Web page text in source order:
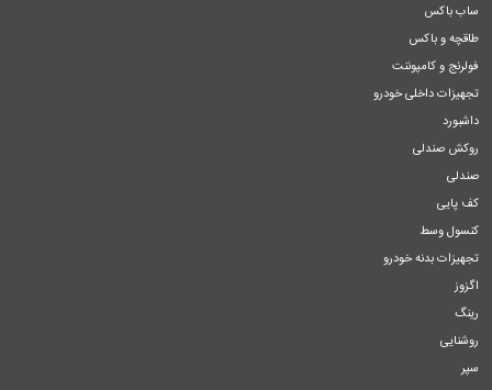
ساب باکس
طاقچه و باکس
فولرنج و کامپوننت
تجهیزات داخلی خودرو
داشبورد
روکش صندلی
صندلی
کف پایی
کنسول وسط
تجهیزات بدنه خودرو
اگزوز
رینگ
روشنایی
سپر